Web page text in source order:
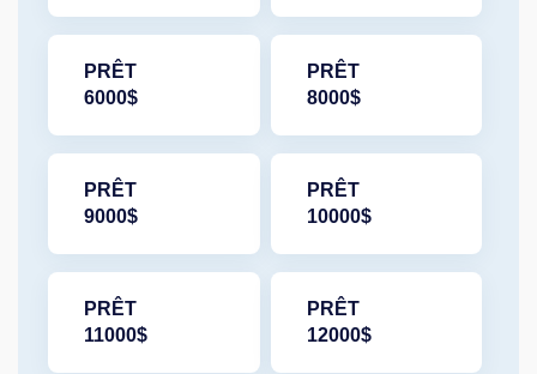
PRÊT
6000$
PRÊT
8000$
PRÊT
9000$
PRÊT
10000$
PRÊT
11000$
PRÊT
12000$